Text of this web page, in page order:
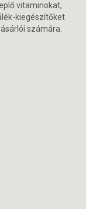
vitaminokat,
kiegészítőket
számára.